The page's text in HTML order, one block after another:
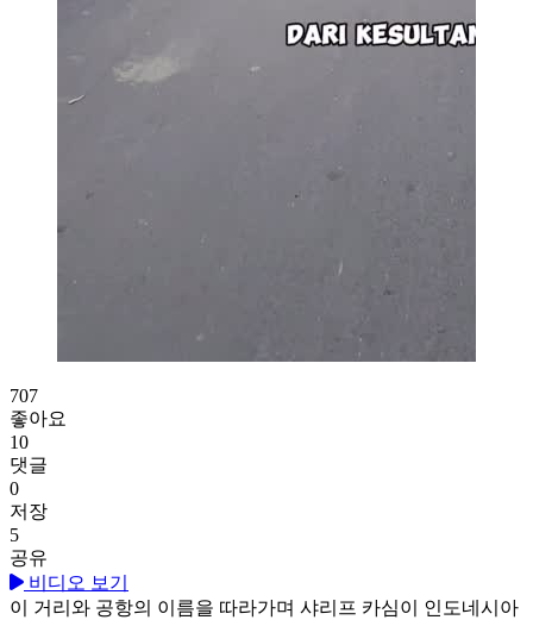
707
좋아요
10
댓글
0
저장
5
공유
비디오 보기
이 거리와 공항의 이름을 따라가며 샤리프 카심이 인도네시아